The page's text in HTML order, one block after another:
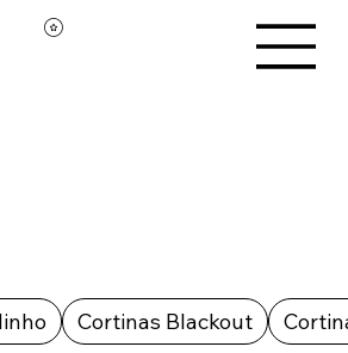
Cortinas Blackout